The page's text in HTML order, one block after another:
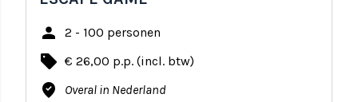
person 2 - 100 personen
local_offer € 26,00 p.p. (incl. btw)
where_to_vote Overal in Nederland